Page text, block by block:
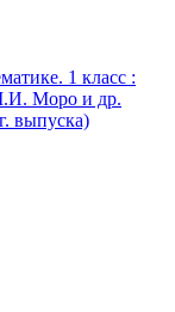
1 класс :
Моро и др.
выпуска)